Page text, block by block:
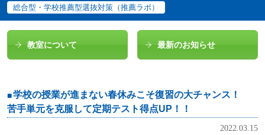
総合型・学校推薦型選抜対策（推薦ラボ）
教室について 最新のお知らせ
学校の授業が進まない春休みこそ復習の大チャンス！
苦手単元を克服して定期テスト得点UP！！
2022.03.15